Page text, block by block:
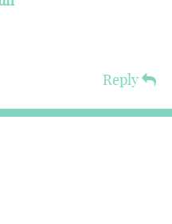
Reply